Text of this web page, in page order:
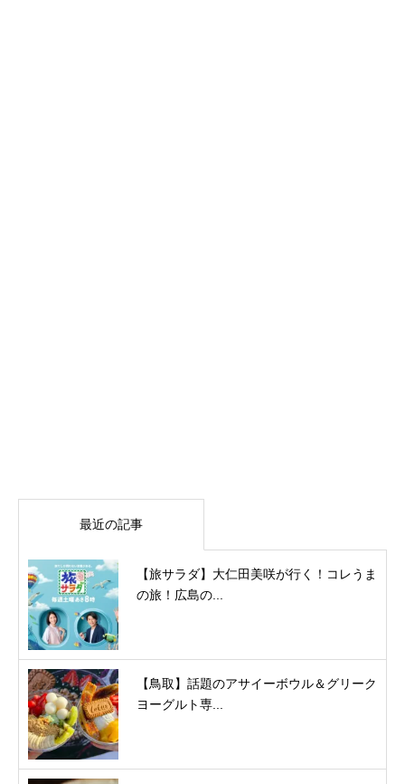
最近の記事
【旅サラダ】大仁田美咲が行く！コレうま
の旅！広島の...
【鳥取】話題のアサイーボウル＆グリーク
ヨーグルト専...